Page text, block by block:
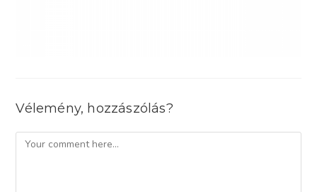
Vélemény, hozzászólás?
Comment